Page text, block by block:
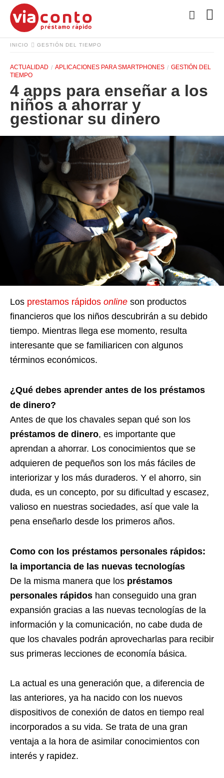
INICIO GESTIÓN DEL TIEMPO
ACTUALIDAD APLICACIONES PARA SMARTPHONES
GESTIÓN DEL
TIEMPO
4 apps para enseñar a los
niños a ahorrar y
gestionar su dinero
Los prestamos rápidos online son productos
financieros que los niños descubrirán a su debido
tiempo. Mientras llega ese momento, resulta
interesante que se familiaricen con algunos
términos económicos.
¿Qué debes aprender antes de los préstamos
de dinero?
Antes de que los chavales sepan qué son los
préstamos de dinero, es importante que
aprendan a ahorrar. Los conocimientos que se
adquieren de pequeños son los más fáciles de
interiorizar y los más duraderos. Y el ahorro, sin
duda, es un concepto, por su dificultad y escasez,
valioso en nuestras sociedades, así que vale la
pena enseñarlo desde los primeros años.
Como con los préstamos personales rápidos:
la importancia de las nuevas tecnologías
De la misma manera que los préstamos
personales rápidos han conseguido una gran
expansión gracias a las nuevas tecnologías de la
información y la comunicación, no cabe duda de
que los chavales podrán aprovecharlas para recibir
sus primeras lecciones de economía básica.
La actual es una generación que, a diferencia de
las anteriores, ya ha nacido con los nuevos
dispositivos de conexión de datos en tiempo real
incorporados a su vida. Se trata de una gran
ventaja a la hora de asimilar conocimientos con
interés y rapidez.